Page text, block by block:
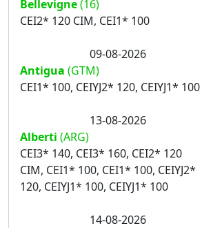
Bellevigne(16)
CEI2* 120 CIM, CEI1* 100
09-08-2026
Antigua (GTM)
CEI1* 100, CEIYJ2* 120, CEIYJ1* 100
13-08-2026
Alberti (ARG)
CEI3* 140, CEI3* 160, CEI2* 120
CIM, CEI1* 100, CEI1* 100, CEIYJ2*
120, CEIYJ1* 100, CEIYJ1* 100
14-08-2026